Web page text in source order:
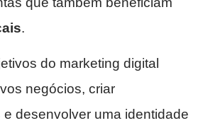
.
do marketing digital
negócios, criar
desenvolver uma identidade